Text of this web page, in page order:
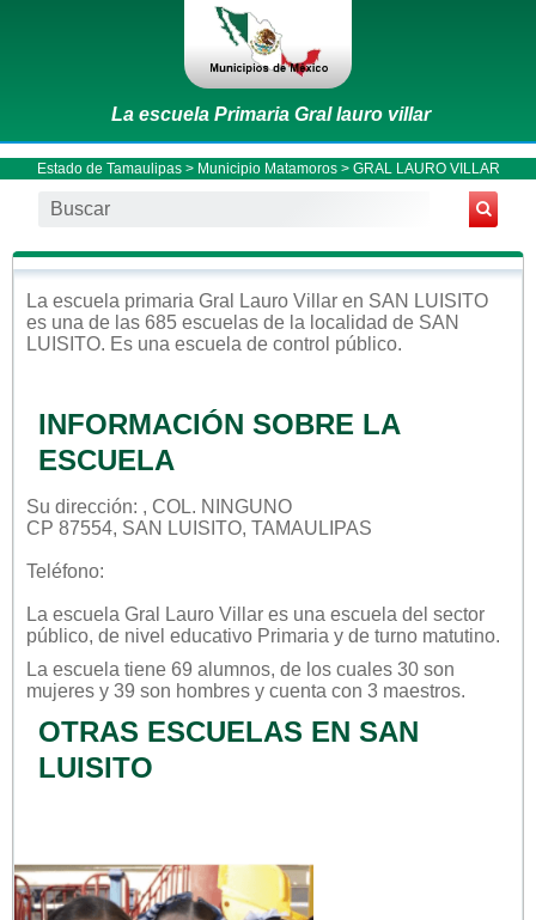
La escuela Primaria Gral lauro villar
Estado de Tamaulipas> Municipio Matamoros> GRAL LAURO VILLAR
La escuela primaria Gral Lauro Villar en SAN LUISITO
es una de las 685 escuelas de la localidad de SAN
LUISITO. Es una escuela de control público.
INFORMACIÓN SOBRE LA
ESCUELA
Su dirección: , COL. NINGUNO
CP 87554, SAN LUISITO, TAMAULIPAS
Teléfono:
La escuela Gral Lauro Villar es una escuela del sector
público, de nivel educativo Primaria y de turno matutino.
La escuela tiene 69 alumnos, de los cuales 30 son
mujeres y 39 son hombres y cuenta con 3 maestros.
OTRAS ESCUELAS EN SAN
LUISITO